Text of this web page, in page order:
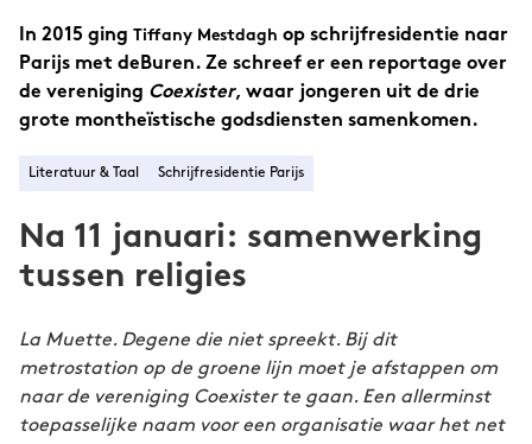
In 2015 ging Tiffany Mestdagh op schrijfresidentie naar
Parijs met deBuren. Ze schreef er een reportage over
de vereniging Coexister, waar jongeren uit de drie
grote montheïstische godsdiensten samenkomen.
Literatuur & Taal Schrijfresidentie Parijs
Na 11 januari: samenwerking
tussen religies
La Muette. Degene die niet spreekt. Bij dit
metrostation op de groene lijn moet je afstappen om
naar de vereniging Coexister te gaan. Een allerminst
toepasselijke naam voor een organisatie waar het net